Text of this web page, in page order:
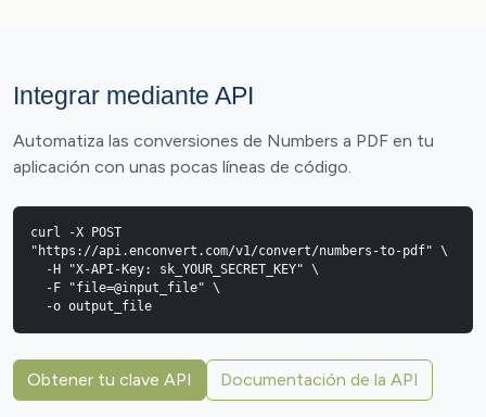
Integrar mediante API
Automatiza las conversiones de Numbers a PDF en tu
aplicación con unas pocas líneas de código.
curl -X POST
"https://api.enconvert.com/v1/convert/numbers-to-pdf" \
  -o output_file
Obtener tu clave API Documentación de la API